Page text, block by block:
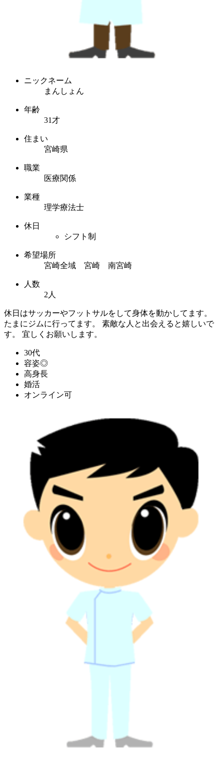
ニックネーム
まんしょん
年齢
31才
住まい
宮崎県
職業
医療関係
業種
理学療法士
休日
シフト制
希望場所
宮崎全域 宮崎 南宮崎
人数
2人
休日はサッカーやフットサルをして身体を動かしてます。
たまにジムに行ってます。 素敵な人と出会えると嬉しいで
す。 宜しくお願いします。
30代
容姿◎
高身長
婚活
オンライン可